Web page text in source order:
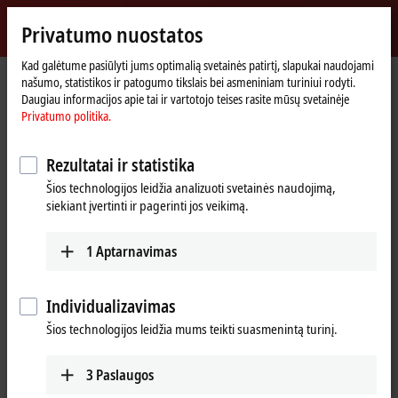
Beckhoff
-
New
Automation
Technology
Pradinis
puslapis
Įmonė Naujienos Liquid mixing with XPlanar mover
Paspaudus Sutinku, rodome vaizdo įrašą ir koreguojame privatumo
nuostatas; šio proceso metu įkeliamas išorinis vaizdo įrašo turinys.
Peržiūrėkite čia mūsų
Privatumo politika.
Liquid mixing with XPlanar mover
Privatumo nuostatos
Kad galėtume pasiūlyti jums optimalią svetainės patirtį, slapukai naudojami
našumo, statistikos ir patogumo tikslais bei asmeniniam turiniui rodyti.
Daugiau informacijos apie tai ir vartotojo teises rasite mūsų svetainėje
Privatumo politika.
Rezultatai ir statistika
Šios technologijos leidžia analizuoti svetainės naudojimą,
siekiant įvertinti ir pagerinti jos veikimą.
1 Aptarnavimas
Individualizavimas
Šios technologijos leidžia mums teikti suasmenintą turinį.
3 Paslaugos